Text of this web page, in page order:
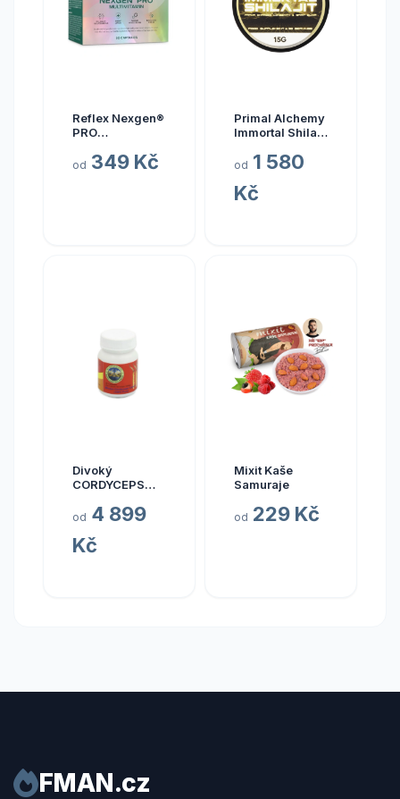
Reflex Nexgen®
PRO
NEW, 90 kapslí
od 349 Kč
Primal Alchemy
Immortal Shilajit
gramů
od 1 580
Kč
Divoký
CORDYCEPS
30 kapslí
od 4 899
Kč
Mixit Kaše
Samuraje
od 229 Kč
FMAN.cz